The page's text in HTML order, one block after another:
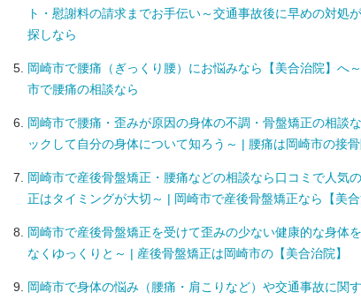
ト・慰謝料の請求までお手伝い～交通事故後に早めの対処
探しなら
岡崎市で腰痛（ぎっくり腰）にお悩みなら【美合治院】へ
市で腰痛の相談なら
岡崎市で腰痛・歪みが原因の身体の不調・骨盤矯正の相談
ックして自分の身体について知ろう～ | 腰痛は岡崎市の接
岡崎市で産後骨盤矯正・腰痛などの相談なら口コミで人気
正はタイミングが大切～ | 岡崎市で産後骨盤矯正なら【美合
岡崎市で産後骨盤矯正を受けて歪みの少ない健康的な身体
なくゆっくりと～ | 産後骨盤矯正は岡崎市の【美合治院】
岡崎市で身体の悩み（腰痛・肩こりなど）や交通事故に関